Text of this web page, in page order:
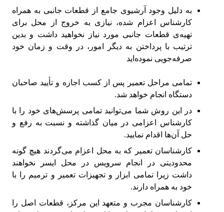
به دلیل وجود آرشیوی جامع از قطعات جانبی به همراه
کارشناس اعزام شده، نیازی به خروج از محل برای
تهیه‌ی قطعات جانبی مورد نیاز نخواهید داشت و بدین
ترتیب با پرداختن به دیگر امور، در وقت و زمان خود
صرفه‌جویی نموده‌اید
تمامی مراحل تعمیر پس از کسب اجازه و تأیید صاحبان
دستگاه انجام خواهد شد.
در این روش شما می‌توانید تمامی پرسش‌های خود را با
کارشناس اعزامی در میان گذاشته و نسبت به رفع و
حل آن‌ها اقدام نمایید.
کارشناسان تعمیر که به محل اعزام می‌گردند هیچ گونه
محدودیتی در انجام سرویس در محل ایسر نخواهند
داشت زیرا تمامی ابزار و تجهیزات تعمیر و ترمیم را با
خود به همراه دارند.
کارشناسان مجرب و متعهد این مرکز، قطعات اصل را